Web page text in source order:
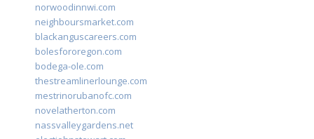
norwoodinnwi.com
neighboursmarket.com
blackanguscareers.com
bolesfororegon.com
bodega-ole.com
thestreamlinerlounge.com
mestrinorubanofc.com
novelatherton.com
nassvalleygardens.net